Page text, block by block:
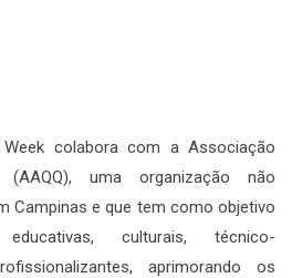
colabora com a Associação
(AAQQ), uma organização não
Campinas e que tem como objetivo
culturais, técnico-
aprimorando os